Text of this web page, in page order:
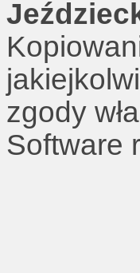
zgody
Software